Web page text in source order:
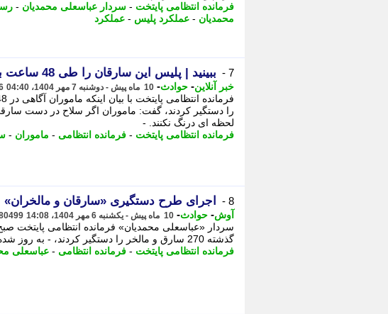
فرمانده انتظامی پایتخت - سردار عباسعلی محمدیان -
محمدیان - عملکرد پلیس - عملکرد
7 - ببینید | پلیس این سارقان را طی 48 ساعت بازداشت کرد
خبر آنلاین- حوادث- 10 ماه پیش - دوشنبه 7 مهر 1404، 04:40
را دستگیر کردند، گفت: ماموران اگر سلاح در دست
لحظه ای درنگ نکنند. -
فرمانده انتظامی پایتخت - فرمانده انتظامی - ماموران -
8 - اجرای طرح دستگیری «سارقان و مالخران»
آوش- حوادث- 10 ماه پیش - یکشنبه 6 مهر 1404، 14:08
گذشته 270 سارق و مالخر را دستگیر کردند، - به روز شده در 5 دقیقه پیش محمدرضا عباسی ...
فرمانده انتظامی پایتخت - فرمانده انتظامی - عباسعلی